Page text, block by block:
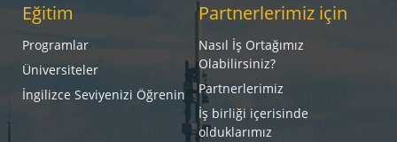
Eğitim
Programlar
Üniversiteler
İngilizce Seviyenizi Öğrenin
Partnerlerimiz için
Nasıl İş Ortağımız
Olabilirsiniz?
Partnerlerimiz
İş birliği içerisinde
olduklarımız